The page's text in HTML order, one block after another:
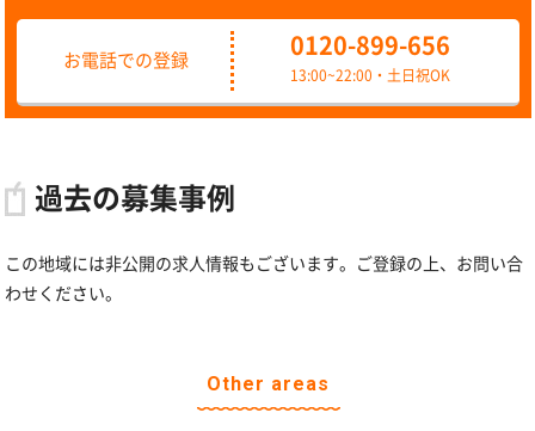
お電話での登録
0120-899-656
13:00~22:00・土日祝OK
過去の募集事例
この地域には非公開の求人情報もございます。ご登録の上、お問い合
わせください。
Other areas